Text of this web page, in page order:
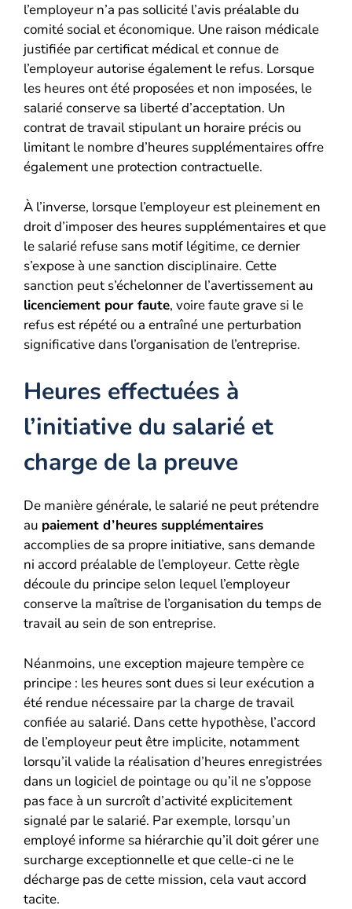
l’employeur n’a pas sollicité l’avis préalable du
comité social et économique. Une raison médicale
justifiée par certificat médical et connue de
l’employeur autorise également le refus. Lorsque
les heures ont été proposées et non imposées, le
salarié conserve sa liberté d’acceptation. Un
contrat de travail stipulant un horaire précis ou
limitant le nombre d’heures supplémentaires offre
également une protection contractuelle.
À l’inverse, lorsque l’employeur est pleinement en
droit d’imposer des heures supplémentaires et que
le salarié refuse sans motif légitime, ce dernier
s’expose à une sanction disciplinaire. Cette
sanction peut s’échelonner de l’avertissement au
licenciement pour faute, voire faute grave si le
refus est répété ou a entraîné une perturbation
significative dans l’organisation de l’entreprise.
Heures effectuées à
l’initiative du salarié et
charge de la preuve
De manière générale, le salarié ne peut prétendre
au paiement d’heures supplémentaires
accomplies de sa propre initiative, sans demande
ni accord préalable de l’employeur. Cette règle
découle du principe selon lequel l’employeur
conserve la maîtrise de l’organisation du temps de
travail au sein de son entreprise.
Néanmoins, une exception majeure tempère ce
principe : les heures sont dues si leur exécution a
été rendue nécessaire par la charge de travail
confiée au salarié. Dans cette hypothèse, l’accord
de l’employeur peut être implicite, notamment
lorsqu’il valide la réalisation d’heures enregistrées
dans un logiciel de pointage ou qu’il ne s’oppose
pas face à un surcroît d’activité explicitement
signalé par le salarié. Par exemple, lorsqu’un
employé informe sa hiérarchie qu’il doit gérer une
surcharge exceptionnelle et que celle-ci ne le
décharge pas de cette mission, cela vaut accord
tacite.